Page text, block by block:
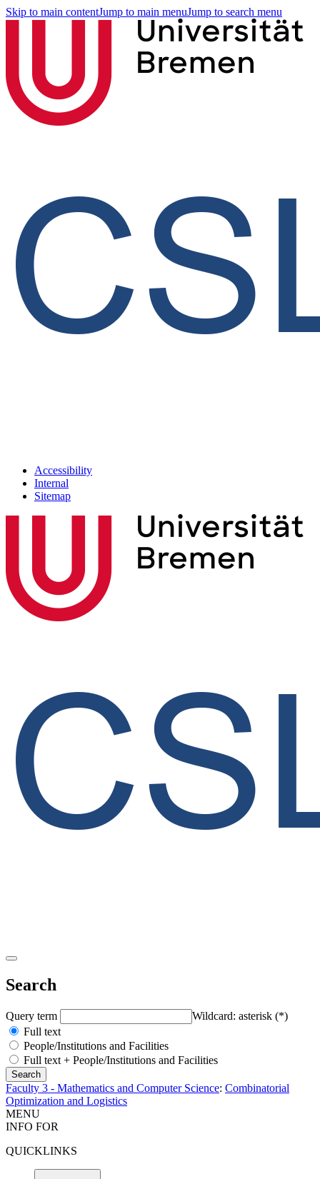
Skip to main contentJump to main menuJump to search menu
Accessibility
Internal
Sitemap
Search
Query term
Wildcard: asterisk (*)
Full text
People/Institutions and Facilities
Full text + People/Institutions and Facilities
Faculty 3 - Mathematics and Computer Science: Combinatorial
Optimization and Logistics
MENU
INFO FOR
QUICKLINKS